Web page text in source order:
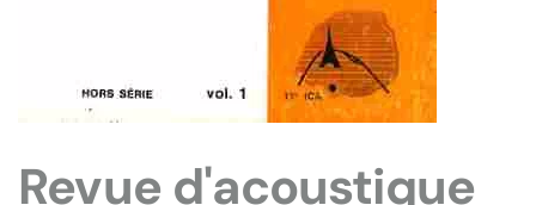
Revue d'acoustique